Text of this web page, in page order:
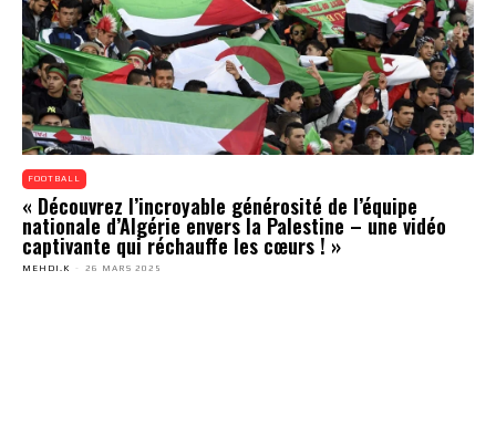
FOOTBALL
« Découvrez l’incroyable générosité de l’équipe
nationale d’Algérie envers la Palestine – une vidéo
captivante qui réchauffe les cœurs ! »
MEHDI.K - 26 MARS 2025